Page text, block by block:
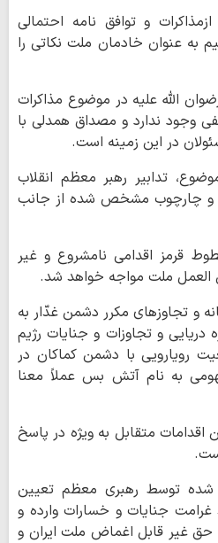
و توافق نامه احتمالی
به عنوان خادمان ملت نکاتی را
الله علیه در موضوع مذاکرات
وجود ندارد و مصداق همدلی با
در این زمینه است.
تدابیر رهبر معظم انقلاب
و چارچوب مشخص شده از جانب
قرمز اقدامی نامشروع و غیر
ملت مواجه خواهد شد.
و تجاوزهای مکرر دشمن غدّار به
و تجاوزات و جنایات رژیم
رویارویی با دشمن کماکان در
به نام آتش بس عملاً معنا
اقدامات متقابل به ویژه در پاسخ
شده توسط رهبری معظم تعیین
جنایات و خسارات وارده و
حق غیر قابل اغماض ملت ایران و